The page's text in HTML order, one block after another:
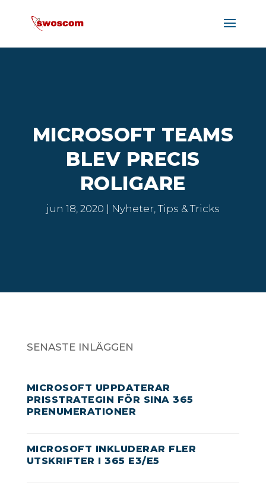
MICROSOFT TEAMS
BLEV PRECIS
ROLIGARE
jun 18, 2020 Nyheter,Tips & Tricks
SENASTE INLÄGGEN
MICROSOFT UPPDATERAR
PRISSTRATEGIN FÖR SINA 365
PRENUMERATIONER
MICROSOFT INKLUDERAR FLER
UTSKRIFTER I 365 E3/E5